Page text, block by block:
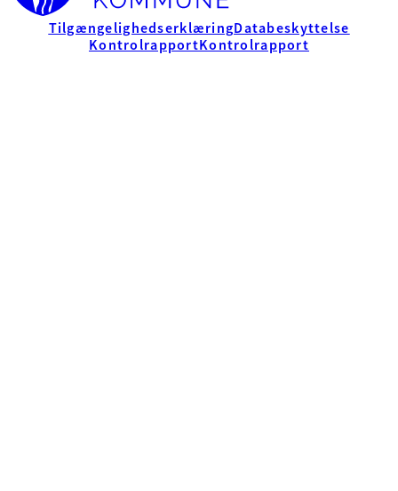
TilgængelighedserklæringDatabeskyttelse
KontrolrapportKontrolrapport